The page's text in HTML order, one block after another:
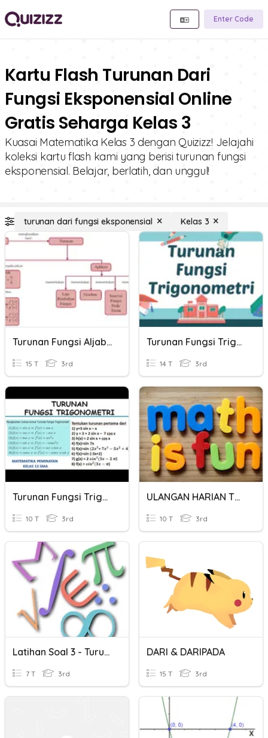
Enter Code
Kartu Flash Turunan Dari
Fungsi Eksponensial Online
Gratis Seharga Kelas 3
Kuasai Matematika Kelas 3 dengan Quizizz! Jelajahi
koleksi kartu flash kami yang berisi turunan fungsi
eksponensial. Belajar, berlatih, dan unggul!
turunan dari fungsi eksponensial Kelas 3
Turunan Fungsi Aljabar
15 T 3rd
Turunan Fungsi Trigonometri Dasar
14 T 3rd
Turunan Fungsi Trigonometri 1
10 T 3rd
ULANGAN HARIAN TURUNAN FUNGSI TRIGONOMETRI
10 T 3rd
Latihan Soal 3 - Turunan Fungsi
7 T 3rd
DARI & DARIPADA
15 T 3rd